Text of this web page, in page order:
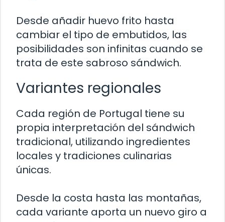
Desde añadir huevo frito hasta
cambiar el tipo de embutidos, las
posibilidades son infinitas cuando se
trata de este sabroso sándwich.
Variantes regionales
Cada región de Portugal tiene su
propia interpretación del sándwich
tradicional, utilizando ingredientes
locales y tradiciones culinarias
únicas.
Desde la costa hasta las montañas,
cada variante aporta un nuevo giro a